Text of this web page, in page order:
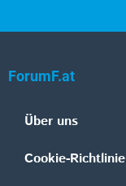
ForumF.at
Über uns
Cookie-Richtlinie